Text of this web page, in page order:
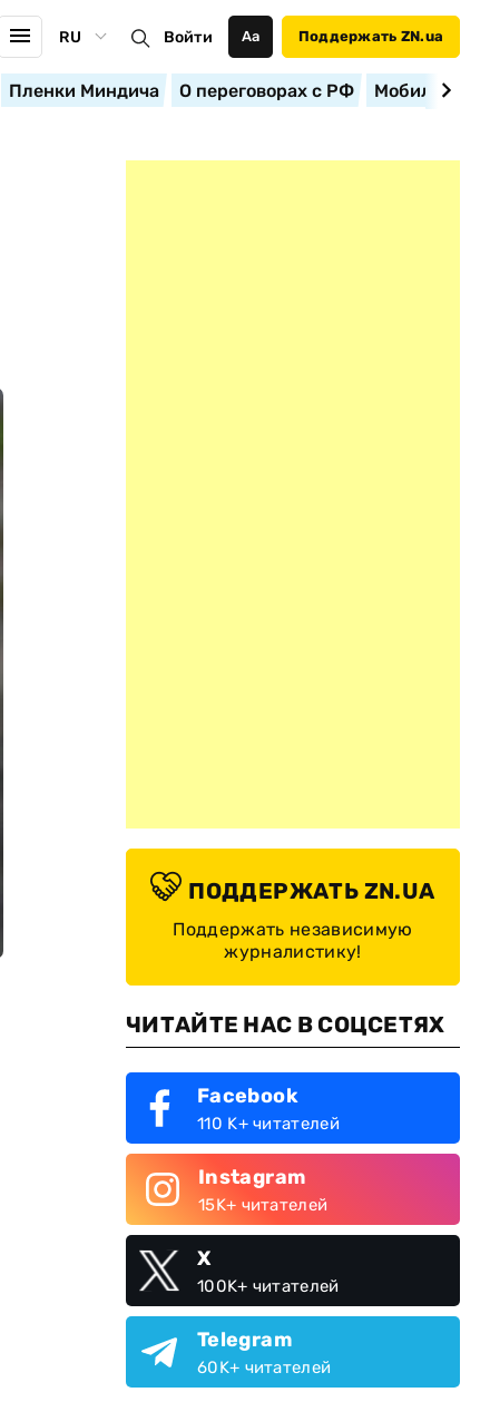
RU Войти Аа Поддержать ZN.ua
Пленки Миндича О переговорах с РФ
ПОДДЕРЖАТЬ ZN.UA
Поддержать независимую
журналистику!
ЧИТАЙТЕ НАС В СОЦСЕТЯХ
Facebook
110 K+ читателей
Instagram
15K+ читателей
X
100K+ читателей
Telegram
60K+ читателей